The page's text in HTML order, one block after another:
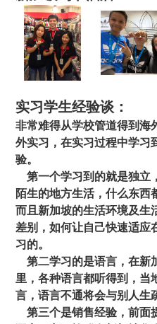
实习学生经验谈：
非常难得从学校管道得到海
外实习，在实习过程中学习
验。
第一个学习到的就是独立
陌生的地方生活，什么东西
而且新加坡的生活环境及生
差别，如何让自己快速适应
习的。
第二学习的是语言，在新
里，各种语言都听得到，当
言，语言不通将会与别人生
第三个是销售经验，前面